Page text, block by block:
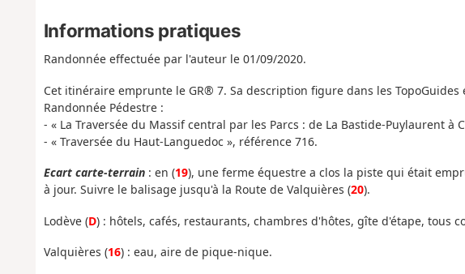
Informations pratiques
Randonnée effectuée par l'auteur le 01/09/2020.
Cet itinéraire emprunte le GR® 7. Sa description figure dans les
Randonnée Pédestre :
- « La Traversée du Massif central par les Parcs : de La Bastide-Puylaurent à
- « Traversée du Haut-Languedoc », référence 716.
Ecart carte-terrain: en (19), une ferme équestre a clos la piste qui était
à jour. Suivre le balisage jusqu'à la Route de Valquières (20).
Lodève (D) : hôtels, cafés, restaurants, chambres d'hôtes, gîte d'étape, tous
Valquières (16) : eau, aire de pique-nique.